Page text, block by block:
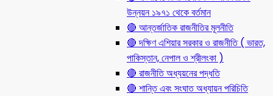
উন্নয়ন ১৯৭১ থেকে বর্তমান
🔴 আন্তর্জাতিক রাজনীতির মূলনীতি
🔴 দক্ষিণ এশিয়ার সরকার ও রাজনীতি ( ভারত,
পাকিস্তান, নেপাল ও শ্রীলংকা )
🔴 রাজনীতি অধ্যয়নের পদ্ধতি
🔴 শান্তি এবং সংঘাত অধ্যায়ন পরিচিতি